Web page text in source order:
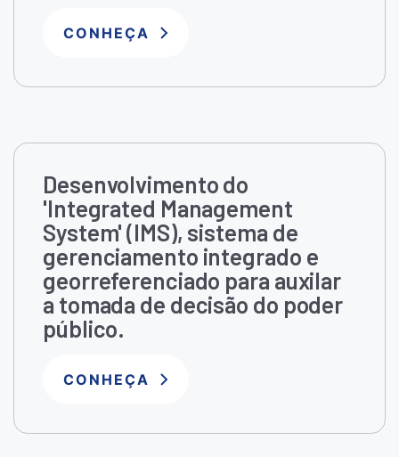
CONHEÇA
Desenvolvimento do
'Integrated Management
System' (IMS), sistema de
gerenciamento integrado e
georreferenciado para auxilar
a tomada de decisão do poder
público.
CONHEÇA